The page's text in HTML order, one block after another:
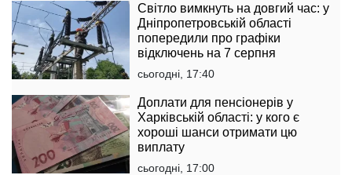
Світло вимкнуть на довгий час: у
Дніпропетровській області
попередили про графіки
відключень на 7 серпня
сьогодні, 17:40
Доплати для пенсіонерів у
Харківській області: у кого є
хороші шанси отримати цю
виплату
сьогодні, 17:00